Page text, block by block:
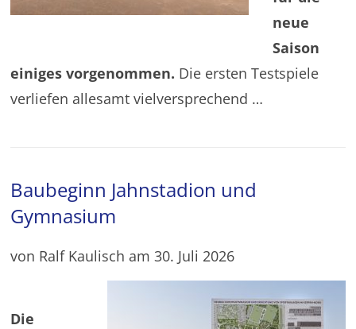
neue
Saison
einiges vorgenommen. Die ersten Testspiele
verliefen allesamt vielversprechend …
Baubeginn Jahnstadion und
Gymnasium
von Ralf Kaulisch am 30. Juli 2026
Die